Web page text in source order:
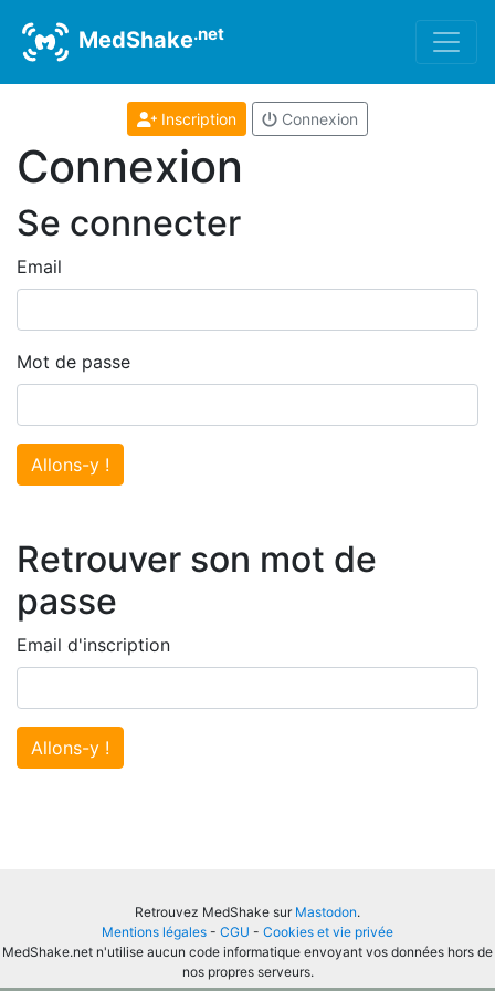
MedShake.net
Inscription Connexion
Connexion
Se connecter
Email
Mot de passe
Allons-y !
Retrouver son mot de
passe
Email d'inscription
Allons-y !
Retrouvez MedShake sur Mastodon.
Mentions légales - CGU - Cookies et vie privée
MedShake.net n'utilise aucun code informatique envoyant vos données hors de
nos propres serveurs.